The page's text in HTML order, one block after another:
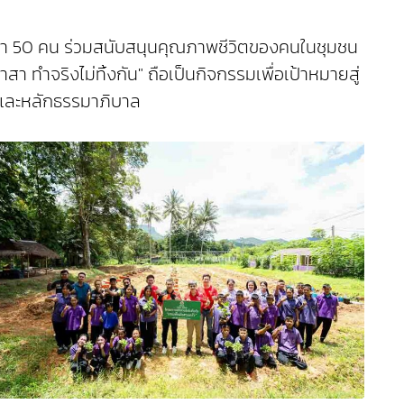
า 50 คน ร่วมสนับสนุนคุณภาพชีวิตของคนในชุมชน
ทำจริงไม่ทิ้งกัน" ถือเป็นกิจกรรมเพื่อเป้าหมายสู่
ะหลักธรรมาภิบาล